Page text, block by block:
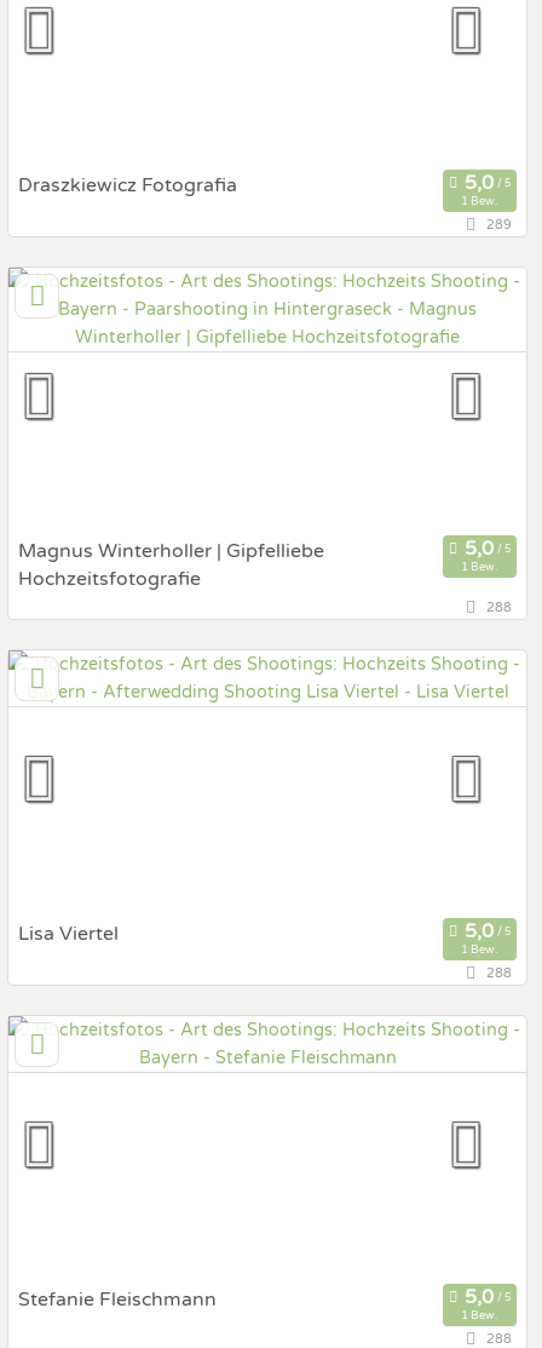
Fotobox mit Zubehör
Draszkiewicz Fotografia
1 Bew.
Art des Shootings:
Prewedding Shooting
Hochzeits Shooting
Fotostory
Fotobox mit Zubehör
289
Magnus Winterholler | Gipfelliebe
Hochzeitsfotografie
1 Bew.
82467 Garmisch-Partenkichen, Bayern, Deutschland
Art des Shootings:
Prewedding Shooting
Hochzeits Shooting
Fotostory
288
Lisa Viertel
1 Bew.
Art des Shootings:
Prewedding Shooting
Hochzeits Shooting
Fotostory
Fotobox mit Zubehör
288
Stefanie Fleischmann
1 Bew.
288